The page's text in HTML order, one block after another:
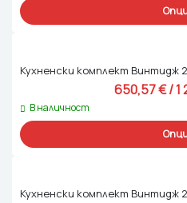
Кухненски комплект Винтидж
650,57 € / 1
В наличност
Кухненски комплект Винтидж